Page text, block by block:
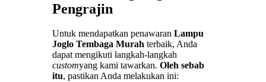
Pengrajin
Untuk mendapatkan penawaran Lampu
Joglo Tembaga Murah terbaik, Anda
dapat mengikuti langkah-langkah
customyang kami tawarkan. Oleh sebab
itu, pastikan Anda melakukan ini: